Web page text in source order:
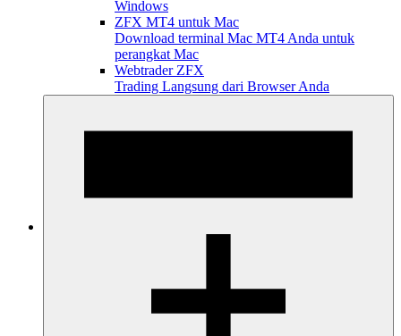
Windows
ZFX MT4 untuk Mac
Download terminal Mac MT4 Anda untuk
perangkat Mac
Webtrader ZFX
Trading Langsung dari Browser Anda